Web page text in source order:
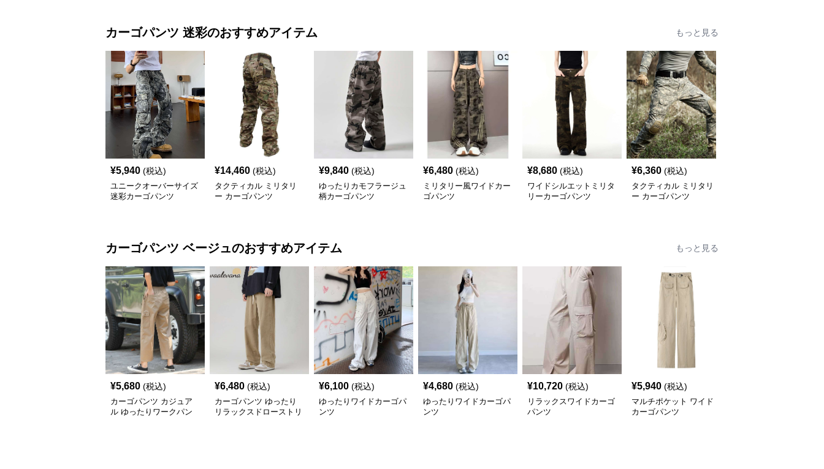
カーゴパンツ 迷彩のおすすめアイテム もっと見る
¥5,940 (税込)
ユニークオーバーサイズ
迷彩カーゴパンツ
¥14,460 (税込)
タクティカル ミリタリ
ー カーゴパンツ
¥9,840 (税込)
ゆったりカモフラージュ
柄カーゴパンツ
¥6,480 (税込)
ミリタリー風ワイドカー
ゴパンツ
¥8,680 (税込)
ワイドシルエットミリタ
リーカーゴパンツ
¥6,360 (税込)
タクティカル ミリタリ
ー カーゴパンツ
カーゴパンツ ベージュのおすすめアイテム もっと見る
¥5,680 (税込)
カーゴパンツ カジュア
ル ゆったりワークパン
¥6,480 (税込)
カーゴパンツ ゆったり
リラックスドローストリ
¥6,100 (税込)
ゆったりワイドカーゴパ
ンツ
¥4,680 (税込)
ゆったりワイドカーゴパ
ンツ
¥10,720 (税込)
リラックスワイドカーゴ
パンツ
¥5,940 (税込)
マルチポケット ワイド
カーゴパンツ